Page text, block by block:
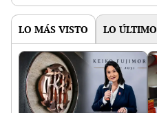
LO MÁS VISTO LO ÚLTIMO